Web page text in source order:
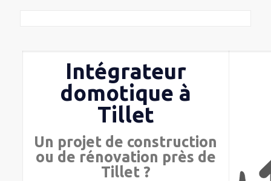
Intégrateur
domotique à
Tillet
Un projet de construction
ou de rénovation près de
Tillet ?